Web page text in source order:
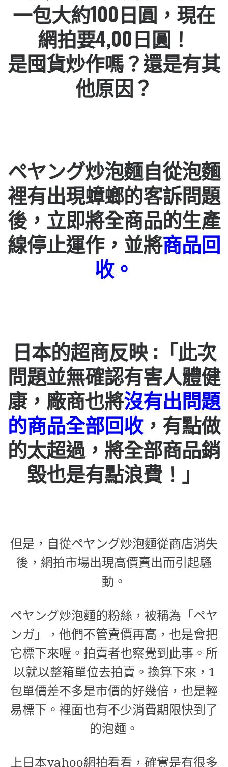
一包大約100日圓，現在
網拍要4,00日圓！
是囤貨炒作嗎？還是有其
他原因？
ペヤング炒泡麵自從泡麵
裡有出現蟑螂的客訴問題
後， 立即將全商品的生產
線停止運作，並將商品回
收。
日本的超商反映 :「此次
問題並無確認有害人體健
康，廠商也將沒有出問題
的商品全部回收，有點做
的太超過，將全部商品銷
毀也是有點浪費！」
但是，自從ペヤング炒泡麵從商店消失
後，網拍市場出現高價賣出而引起騷
動。
ペヤング炒泡麵的粉絲，被稱為「ペヤ
ンガ」，他們不管賣價再高，也是會把
它標下來喔。拍賣者也察覺到此事。所
以就以整箱單位去拍賣。換算下來，1
包單價差不多是市價的好幾倍，也是輕
易標下。裡面也有不少消費期限快到了
的泡麵。
上日本yahoo網拍看看，確實是有很多